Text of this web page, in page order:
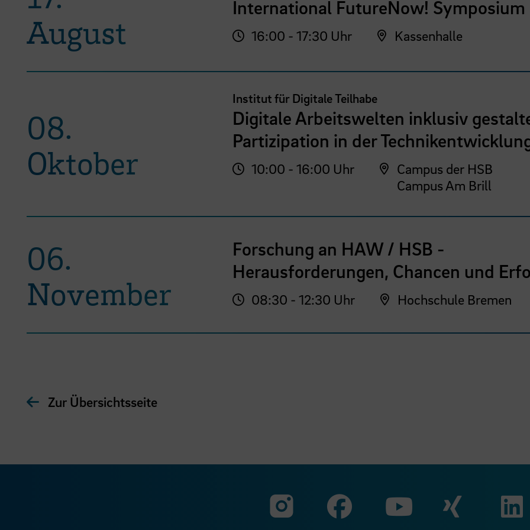
August
International FutureNow! Symposium
16:00 - 17:30 Uhr Kassenhalle
08.
Oktober
Institut für Digitale Teilhabe
Digitale Arbeitswelten inklusiv
Partizipation in der
10:00 - 16:00 Uhr
Campus der HSB
Campus Am Brill
06.
November
Forschung an HAW / HSB -
Herausforderungen, Chancen und
08:30 - 12:30 Uhr Hochschule Bremen
Zur Übersichtsseite
Zu unserer Zu